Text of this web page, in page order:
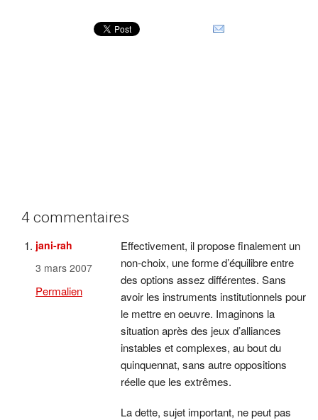
4 commentaires
jani-rah
3 mars 2007
Permalien
Effectivement, il propose finalement un
non-choix, une forme d’équilibre entre
des options assez différentes. Sans
avoir les instruments institutionnels pour
le mettre en oeuvre. Imaginons la
situation après des jeux d’alliances
instables et complexes, au bout du
quinquennat, sans autre oppositions
réelle que les extrêmes.
La dette, sujet important, ne peut pas